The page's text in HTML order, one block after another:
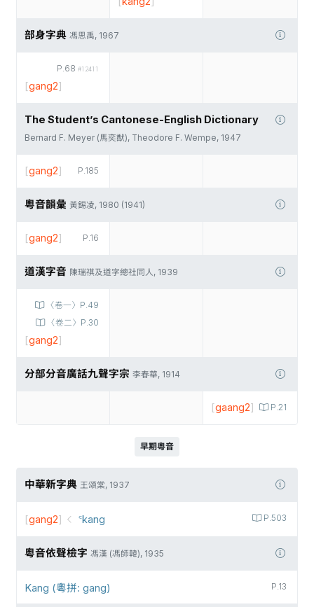
部身字典 馮思禹, 1967
P.68 #12411
[gang2]
The Student’s Cantonese-English Dictionary
Bernard F. Meyer (馬奕猷), Theodore F. Wempe, 1947
P.185
[gang2]
粵音韻彙 黃錫凌, 1980 (1941)
P.16
[gang2]
道漢字音 陳瑞祺及道字總社同人, 1939
〈卷一〉P.49
〈卷二〉P.30
[gang2]
分部分音廣話九聲字宗 李春華, 1914
P.21
[gaang2]
早期粵音
中華新字典 王頌棠, 1937
P.503
[gang2] ꜂kang
粵音依聲檢字 馮漢 (馮師韓), 1935
P.13
Kang (粵拼: gang)